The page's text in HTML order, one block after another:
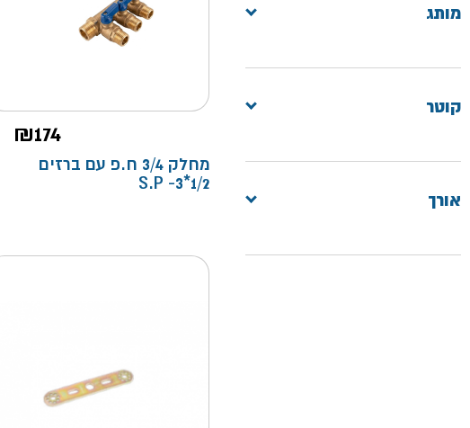
מותג
קוטר
אורך
₪174
מחלק 3/4 ח.פ עם ברזים
1/2*3- S.P